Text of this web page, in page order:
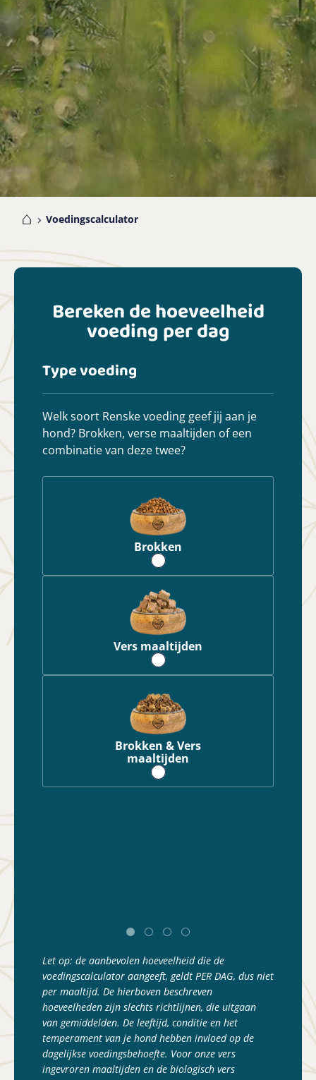
Voedingscalculator
Bereken de hoeveelheid
voeding per dag
Type voeding
Welk soort Renske voeding geef jij aan je
hond? Brokken, verse maaltijden of een
combinatie van deze twee?
Brokken
Vers maaltijden
Brokken & Vers
maaltijden
Welk
Let op: de aanbevolen hoeveelheid die de
voedingscalculator aangeeft, geldt PER DAG, dus niet
per maaltijd. De hierboven beschreven
hoeveelheden zijn slechts richtlijnen, die uitgaan
van gemiddelden. De leeftijd, conditie en het
temperament van je hond hebben invloed op de
dagelijkse voedingsbehoefte. Voor onze vers
ingevroren maaltijden en de biologisch vers